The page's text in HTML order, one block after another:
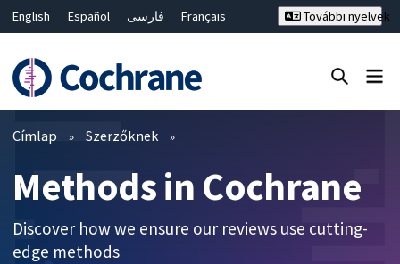
English Español فارسی
Français
Bahasa Malaysia
ไทย
繁體中文
简体中文
További nyelvek
Szűrők
Címlap Szerzőknek
Methods in Cochrane
Discover how we ensure our reviews use cutting-
edge methods